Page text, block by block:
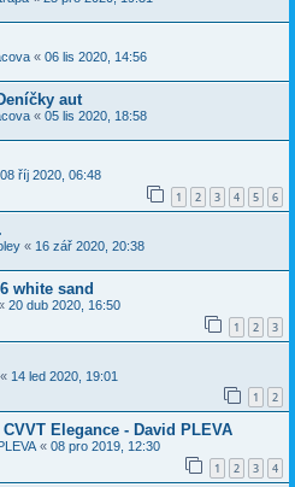
« 06 lis 2020, 14:56
aut
« 05 lis 2020, 18:58
08 říj 2020, 06:48
1 2 3 4 5 6
« 16 zář 2020, 20:38
white sand
20 dub 2020, 16:50
1 2 3
« 14 led 2020, 19:01
1 2
Elegance - David PLEVA
« 08 pro 2019, 12:30
1 2 3 4